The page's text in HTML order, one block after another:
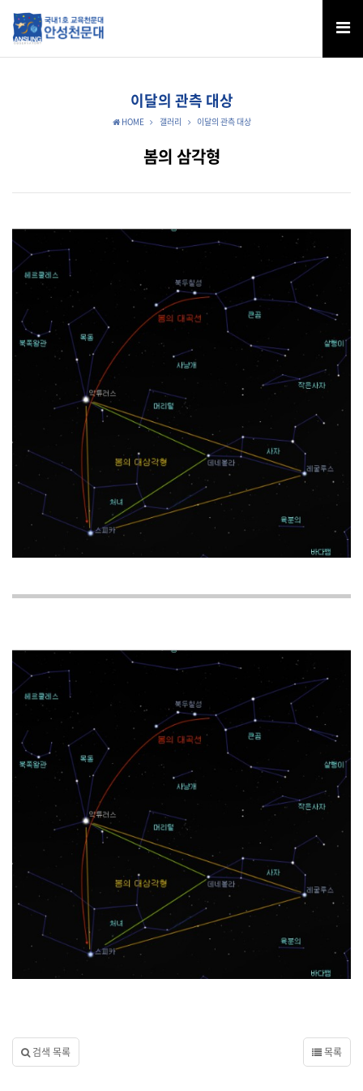
이달의 관측 대상
HOME 갤러리 이달의 관측 대상
봄의 삼각형
검색 목록 목록